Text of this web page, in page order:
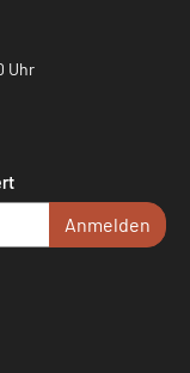
Uhr
Anmelden